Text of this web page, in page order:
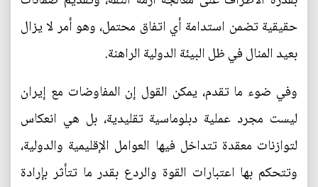
حقيقية تضمن استدامة أي اتفاق محتمل، وهو أمر لا يزال
بعيد المنال في ظل البيئة الدولية الراهنة.
وفي ضوء ما تقدم، يمكن القول إن المفاوضات مع إيران
ليست مجرد عملية دبلوماسية تقليدية، بل هي انعكاس
لتوازنات معقدة تتداخل فيها العوامل الإقليمية والدولية،
وتتحكم بها اعتبارات القوة والردع بقدر ما تتأثر بإرادة